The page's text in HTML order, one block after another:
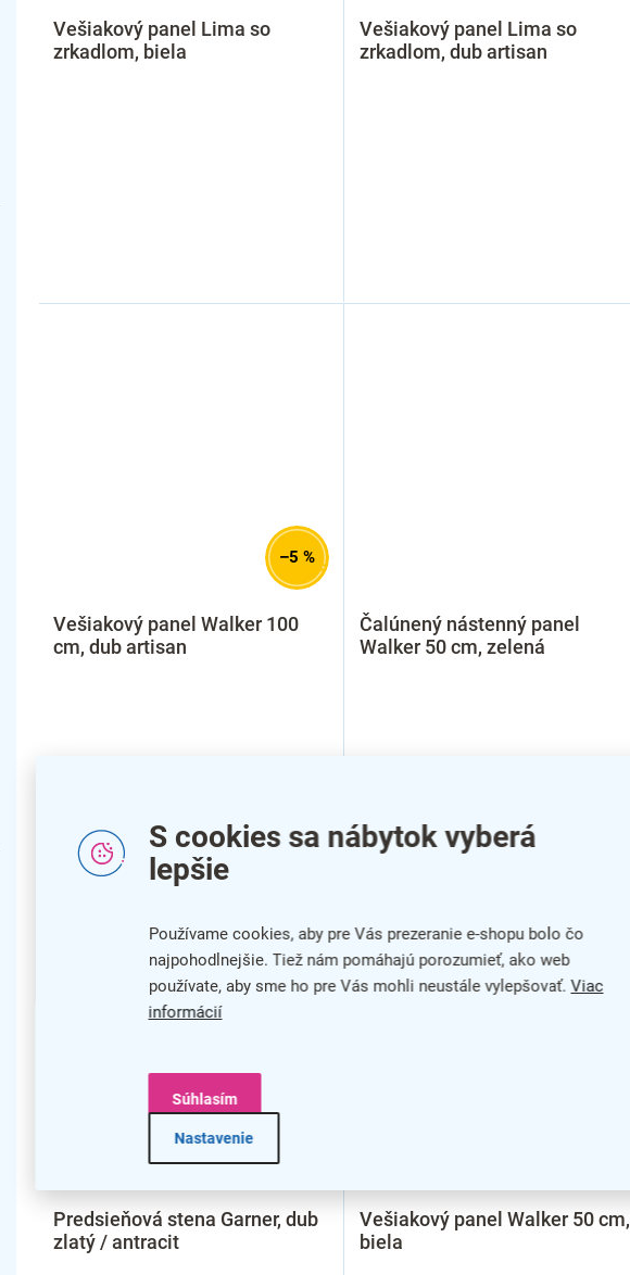
S cookies sa nábytok vyberá
lepšie
Používame cookies, aby pre Vás prezeranie e-shopu bolo čo
najpohodlnejšie. Tiež nám pomáhajú porozumieť, ako web
používate, aby sme ho pre Vás mohli neustále vylepšovať.Viac
informácií
Nastavenie
Súhlasím
Vešiakový panel Lima so
zrkadlom, biela
Vešiakový panel Lima so
zrkadlom, dub artisan
–5 %
Vešiakový panel Walker 100
cm, dub artisan
Čalúnený nástenný panel
Walker 50 cm, zelená
Predsieňová stena Garner, dub
zlatý / antracit
Vešiakový panel Walker 50 cm,
biela